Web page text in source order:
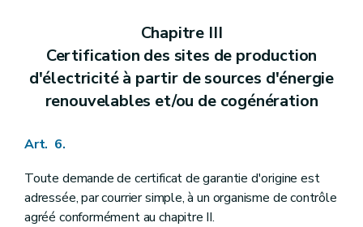
Chapitre III
Certification des sites de production
d'électricité à partir de sources d'énergie
renouvelables et/ou de cogénération
Art. 6.
Toute demande de certificat de garantie d'origine est
adressée, par courrier simple, à un organisme de contrôle
agréé conformément au chapitre II.